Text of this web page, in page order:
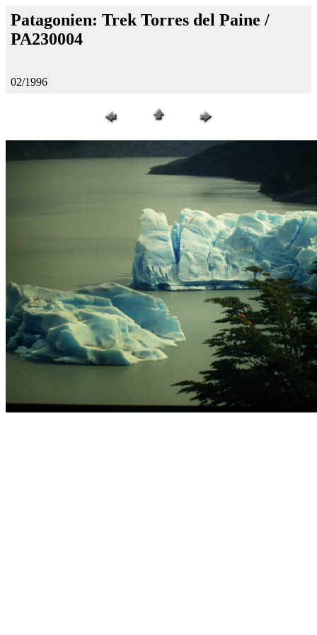
Patagonien: Trek Torres del Paine /
PA230004
02/1996